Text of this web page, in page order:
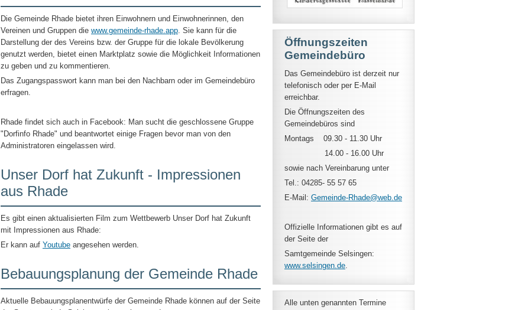
Die Gemeinde Rhade bietet ihren Einwohnern und Einwohnerinnen, den
Vereinen und Gruppen die www.gemeinde-rhade.app. Sie kann für die
Darstellung der des Vereins bzw. der Gruppe für die lokale Bevölkerung
genutzt werden, bietet einen Marktplatz sowie die Möglichkeit Informationen
zu geben und zu kommentieren.
Das Zugangspasswort kann man bei den Nachbarn oder im Gemeindebüro
erfragen.
Rhade findet sich auch in Facebook: Man sucht die geschlossene Gruppe
"Dorfinfo Rhade" und beantwortet einige Fragen bevor man von den
Administratoren eingelassen wird.
Unser Dorf hat Zukunft - Impressionen
aus Rhade
Es gibt einen aktualisierten Film zum Wettbewerb Unser Dorf hat Zukunft
mit Impressionen aus Rhade:
Er kann auf Youtube angesehen werden.
Bebauungsplanung der Gemeinde Rhade
Aktuelle Bebauungsplanentwürfe der Gemeinde Rhade können auf der Seite
Öffnungszeiten
Gemeindebüro
Das Gemeindebüro ist derzeit nur
telefonisch oder per E-Mail
erreichbar.
Die Öffnungszeiten des
Gemeindebüros sind
Montags 09.30 - 11.30 Uhr
14.00 - 16.00 Uhr
sowie nach Vereinbarung unter
Tel.: 04285- 55 57 65
E-Mail: Gemeinde-Rhade@web.de
Offizielle Informationen gibt es auf
der Seite der
Samtgemeinde Selsingen:
www.selsingen.de.
Alle unten genannten Termine